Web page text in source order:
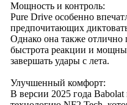
Мощность и контроль:
Pure Drive особенно
предпочитающих
Однако она также отлично
быстрота реакции и
завершать удары с лета.
Улучшенный комфорт:
В версии 2025 года